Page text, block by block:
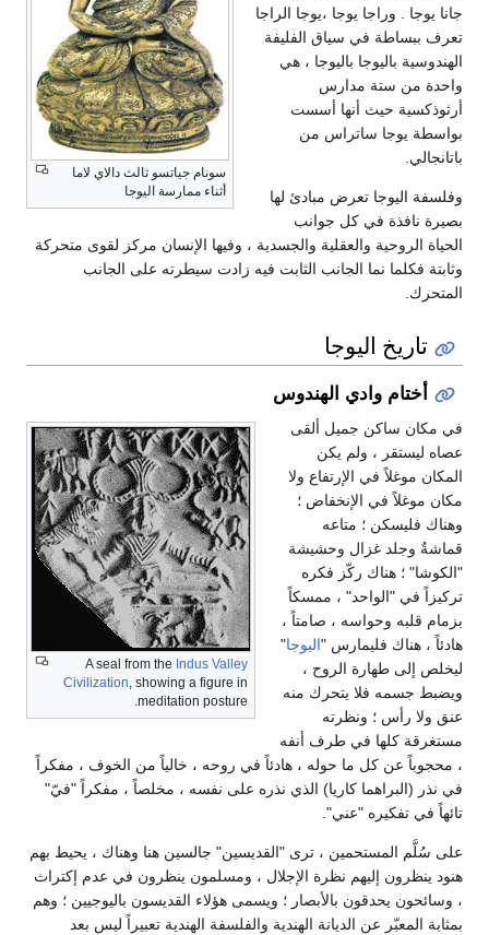
سونام جياتسو ثالث دالاي لاما
أثناء ممارسة اليوجا
جانا يوجا . وراجا يوجا ،يوجا الراجا
تعرف ببساطة في سياق الفليفة
الهندوسية باليوجا باليوجا ، هي
واحدة من ستة مدارس
أرثوذكسية حيث أنها أسست
بواسطة يوجا ساتراس من
باتانجالي.
وفلسفة اليوجا تعرض مبادئ لها
بصيرة نافذة في كل جوانب
الحياة الروحية والعقلية والجسدية ، وفيها الإنسان مركز لقوى متحركة
وثابتة فكلما نما الجانب الثابت فيه زادت سيطرته على الجانب
المتحرك.
تاريخ اليوجا
أختام وادي الهندوس
A seal from the Indus Valley
Civilization , showing a figure in
meditation posture.
في مكان ساكن جميل ألقى
عصاه ليستقر ، ولم يكن
المكان موغلاً في الإرتفاع ولا
مكان موغلاً في الإنخفاض ؛
وهناك فليسكن ؛ متاعه
قماشةٌ وجلد غزال وحشيشة
"الكوشا" ؛ هناك ركّز فكره
تركيزاً في "الواحد" ، ممسكاً
بزمام قلبه وحواسه ، صامتاً ،
هادئاً ، هناك فليمارس "اليوجا"
ليخلص إلى طهارة الروح ،
ويضبط جسمه فلا يتحرك منه
عنق ولا رأس ؛ ونظرته
مستغرقة كلها في طرف أنفه
، محجوباً عن كل ما حوله ، هادئاً في روحه ، خالياً من الخوف ، مفكراً
في نذر (البراهما كاريا) الذي نذره على نفسه ، مخلصاً ، مفكراً "فيّ"
تائهاً في تفكيره "عني".
على سُلَّم المستحمين ، ترى "القديسين" جالسين هنا وهناك ، يحيط بهم
هنود ينظرون إليهم نظرة الإجلال ، ومسلمون ينظرون في عدم إكتراث
، وسائحون يحدقون بالأبصار ؛ ويسمى هؤلاء القديسون باليوجيين ؛ وهم
بمثابة المعبّر عن الديانة الهندية والفلسفة الهندية تعبيراً ليس بعد